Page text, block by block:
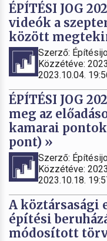
ÉPÍTÉSI JOG
videók a
között
Szerző:
Közzétéve:
2023.10.04.
ÉPÍTÉSI JOG
meg az
kamarai
pont) »
Szerző:
Közzétéve:
2023.10.18.
A köztársasági
építési
módosított